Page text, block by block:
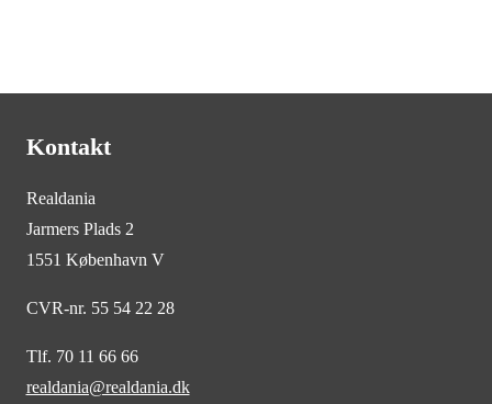
Kontakt
Realdania
Jarmers Plads 2
1551 København V
CVR-nr. 55 54 22 28
Tlf. 70 11 66 66
realdania@realdania.dk